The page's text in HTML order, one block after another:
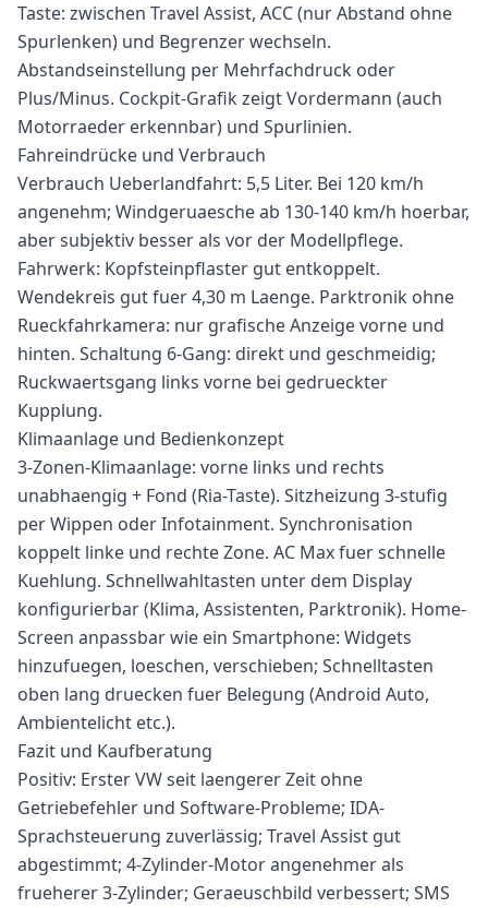
Taste: zwischen Travel Assist, ACC (nur Abstand ohne
Spurlenken) und Begrenzer wechseln.
Abstandseinstellung per Mehrfachdruck oder
Plus/Minus. Cockpit-Grafik zeigt Vordermann (auch
Motorraeder erkennbar) und Spurlinien.
Fahreindrücke und Verbrauch
Verbrauch Ueberlandfahrt: 5,5 Liter. Bei 120 km/h
angenehm; Windgeruaesche ab 130-140 km/h hoerbar,
aber subjektiv besser als vor der Modellpflege.
Fahrwerk: Kopfsteinpflaster gut entkoppelt.
Wendekreis gut fuer 4,30 m Laenge. Parktronik ohne
Rueckfahrkamera: nur grafische Anzeige vorne und
hinten. Schaltung 6-Gang: direkt und geschmeidig;
Ruckwaertsgang links vorne bei gedrueckter
Kupplung.
Klimaanlage und Bedienkonzept
3-Zonen-Klimaanlage: vorne links und rechts
unabhaengig + Fond (Ria-Taste). Sitzheizung 3-stufig
per Wippen oder Infotainment. Synchronisation
koppelt linke und rechte Zone. AC Max fuer schnelle
Kuehlung. Schnellwahltasten unter dem Display
konfigurierbar (Klima, Assistenten, Parktronik). Home-
Screen anpassbar wie ein Smartphone: Widgets
hinzufuegen, loeschen, verschieben; Schnelltasten
oben lang druecken fuer Belegung (Android Auto,
Ambientelicht etc.).
Fazit und Kaufberatung
Positiv: Erster VW seit laengerer Zeit ohne
Getriebefehler und Software-Probleme; IDA-
Sprachsteuerung zuverlässig; Travel Assist gut
abgestimmt; 4-Zylinder-Motor angenehmer als
frueherer 3-Zylinder; Geraeuschbild verbessert; SMS